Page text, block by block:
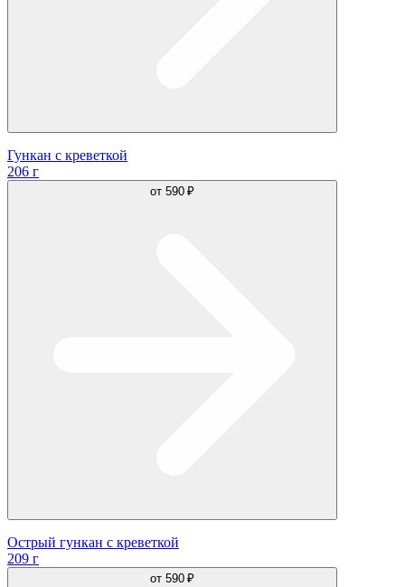
Гункан с креветкой
206 г
от 590 ₽
Острый гункан с креветкой
209 г
от 590 ₽